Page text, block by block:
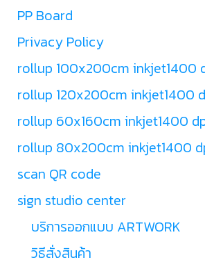
PP Board
Privacy Policy
rollup 100x200cm inkjet1400
rollup 120x200cm inkjet1400
rollup 60x160cm inkjet1400
rollup 80x200cm inkjet1400
scan QR code
sign studio center
บริการออกแบบ ARTWORK
วิธีสั่งสินค้า